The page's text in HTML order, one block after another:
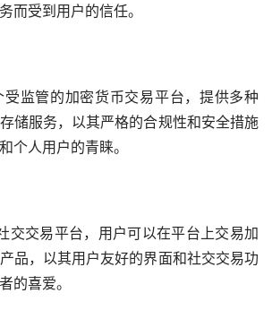
而受到用户的信任。
受监管的加密货币交易平台，提供多种
储服务，以其严格的合规性和安全措施
个人用户的青睐。
交交易平台，用户可以在平台上交易加
品，以其用户友好的界面和社交交易功
的喜爱。